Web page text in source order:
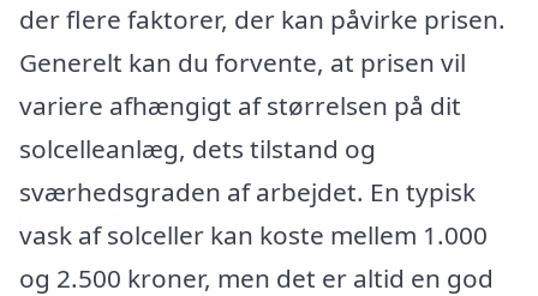
der flere faktorer, der kan påvirke prisen.
Generelt kan du forvente, at prisen vil
variere afhængigt af størrelsen på dit
solcelleanlæg, dets tilstand og
sværhedsgraden af arbejdet. En typisk
vask af solceller kan koste mellem 1.000
og 2.500 kroner, men det er altid en god